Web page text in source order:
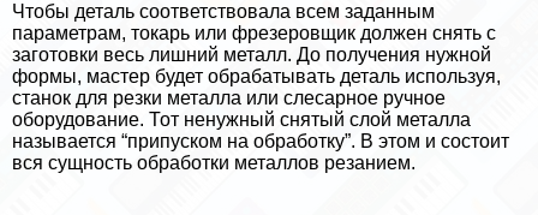
Чтобы деталь соответствовала всем заданным
параметрам, токарь или фрезеровщик должен снять с
заготовки весь лишний металл. До получения нужной
формы, мастер будет обpaбатывать деталь используя,
станок для резки металла или слесарное ручное
оборудование. Тот ненужный снятый слой металла
называется “припуском на обработку”. В этом и состоит
вся сущность обработки металлов резанием.